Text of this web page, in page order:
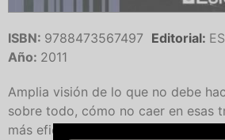
ISBN: 9788473567497 Editorial:
Año: 2011
Amplia visión de lo que no debe
sobre todo, cómo no caer en esas
más eficacia. Enseña a librarse de